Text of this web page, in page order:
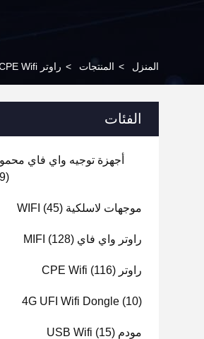
المنزل > المنتجات > راوتر CPE Wifi
الفئات
أجهزة توجيه واي فاي
(39)
موجهات لاسلكية WIFI (45)
راوتر واي فاي MIFI (128)
راوتر CPE Wifi (116)
4G UFI Wifi Dongle (10)
مودم USB Wifi (15)